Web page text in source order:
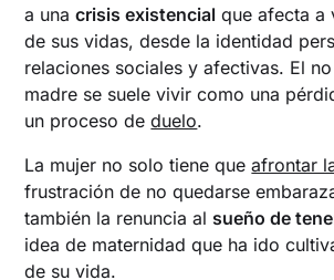
a unacrisis existencial que afecta a
de sus vidas, desde la identidad
relaciones sociales y afectivas. El
madre se suele vivir como una
un proceso deduelo.
La mujer no solo tiene queafrontar
frustración de no quedarse
también la renuncia al sueño de
idea de maternidad que ha ido
de su vida.